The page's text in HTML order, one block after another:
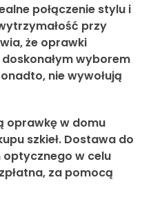
połączenie stylu i
przy
że oprawki
wyborem
nie wywołują
oprawkę w domu
szkieł. Dostawa do
w celu
za pomocą